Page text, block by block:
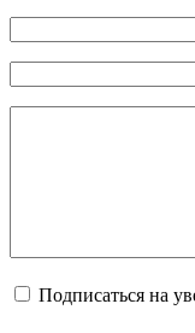
Подписаться на